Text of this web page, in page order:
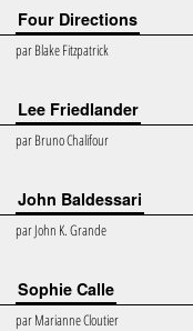
Four Directions
parBlake Fitzpatrick
Lee Friedlander
parBruno Chalifour
John Baldessari
parJohn K. Grande
Sophie Calle
parMarianne Cloutier